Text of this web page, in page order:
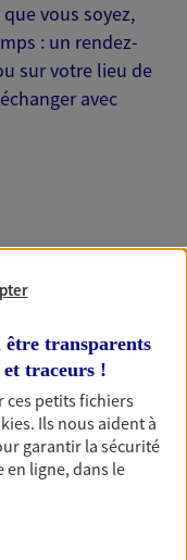
vous soyez,
: un rendez-
sur votre lieu de
avec
épargne : achat
voyage autour
et
être transparents
et traceurs !
ces petits fichiers
. Ils nous aident à
garantir la sécurité
en ligne, dans le